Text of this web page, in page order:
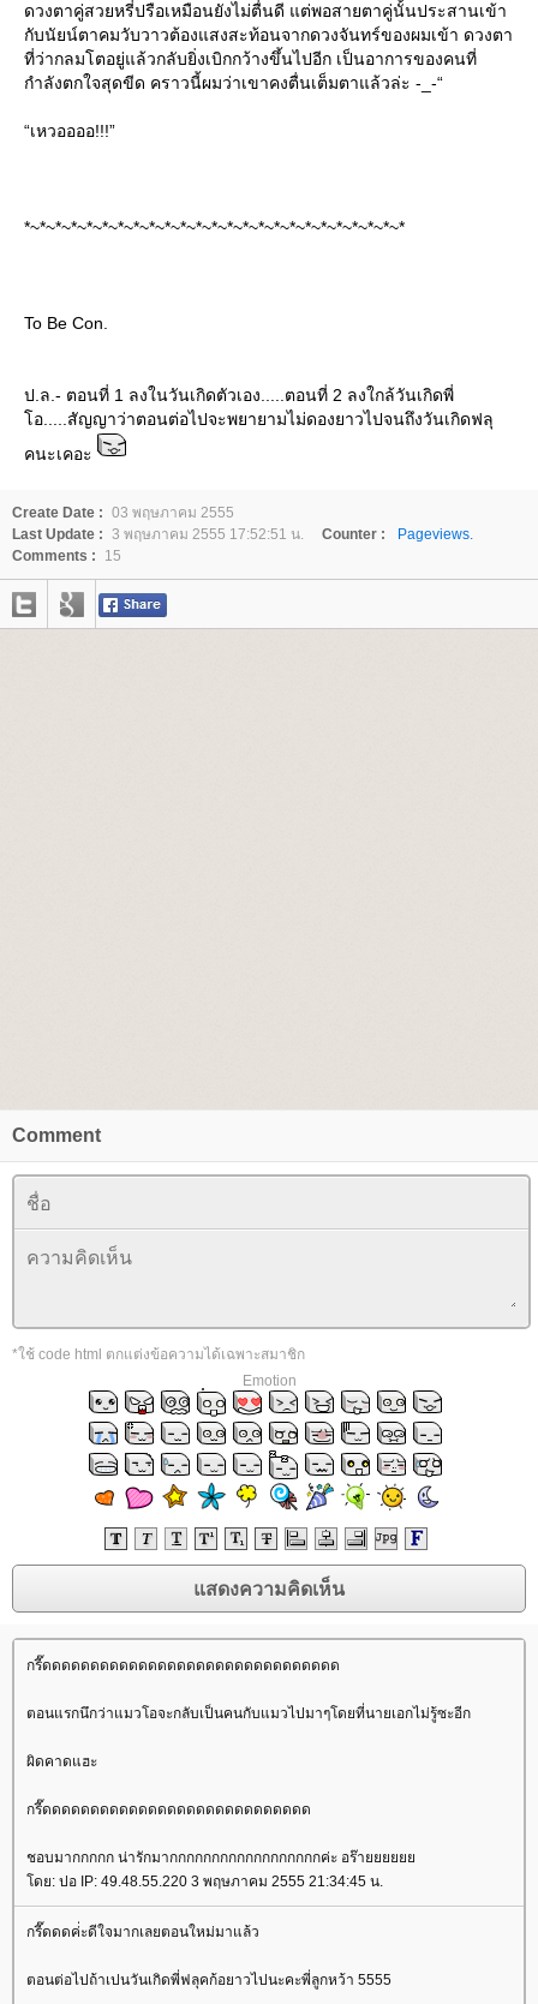
ดวงตาคู่สวยหรี่ปรือเหมือนยังไม่ตื่นดี แต่พอสายตาคู่นั้นประสานเข้า
กับนัยน์ตาคมวับวาวต้องแสงสะท้อนจากดวงจันทร์ของผมเข้า ดวงตา
ที่ว่ากลมโตอยู่แล้วกลับยิ่งเบิกกว้างขึ้นไปอีก เป็นอาการของคนที่
กำลังตกใจสุดขีด คราวนี้ผมว่าเขาคงตื่นเต็มตาแล้วล่ะ -_-“
“เหวออออ!!!”
*~*~*~*~*~*~*~*~*~*~*~*~*~*~*~*~*~*~*~*~*~*~*~*~*
To Be Con.
ป.ล.- ตอนที่ 1 ลงในวันเกิดตัวเอง.....ตอนที่ 2 ลงใกล้วันเกิดพี่
อ.....สัญญาว่าตอนต่อไปจะพยายามไม่ดองยาวไปจนถึงวันเกิดฟลุ
คนะเคอะ
Create Date : 03 พฤษภาคม 2555
Last Update : 3 พฤษภาคม 2555 17:52:51 น. Counter :
Pageviews.
Comments :
15
Comment
*ใช้ code html ตกแต่งข้อความได้เฉพาะสมาชิก
Emotion
กรี๊ดดดดดดดดดดดดดดดดดดดดดดดดดดดดดดด
ตอนแรกนึกว่าแมวโอจะกลับเป็นคนกับแมวไปมาๆโดยที่นายเอกไม่รู้ซะอีก
ผิดคาดแฮะ
กรี๊ดดดดดดดดดดดดดดดดดดดดดดดดดดดด
ชอบมากกกกก น่ารักมากกกกกกกกกกกกกกกกกกค่ะ อร๊า
ดย: ปอ IP: 49.48.55.220 3 พฤษภาคม 2555 21:34:45 น.
กรี๊ดดดค่่ะดีใจมากเลยตอนใหม่มาแล้ว
ตอนต่อไปถ้าเปนวันเกิดพี่ฟลุคก้อยาวไปนะคะพี่ลูกหว้า 5555